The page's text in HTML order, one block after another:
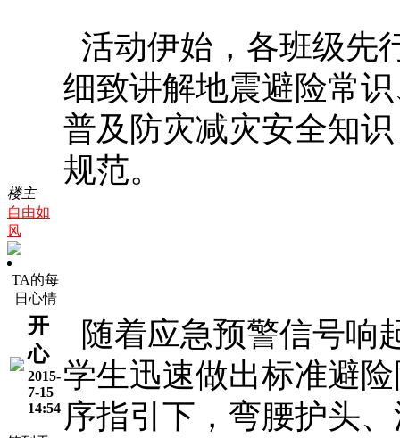
楼主
自由如
风
TA的每
日心情
开
心
2015-
7-15
14:54
活动伊始，各班级先
细致讲解地震避险常
普及防灾减灾安全知
规范。
随着应急预警信号响
学生迅速做出标准避
序指引下，弯腰护头